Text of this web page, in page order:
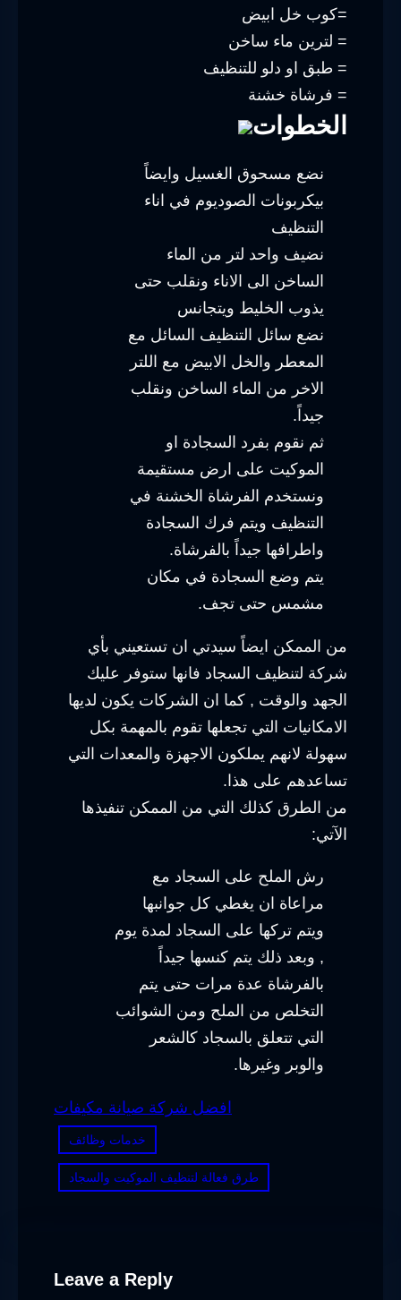
=كوب خل ابيض
= لترين ماء ساخن
= طبق او دلو للتنظيف
= فرشاة خشنة
الخطوات
نضع مسحوق الغسيل وايضاً
بيكربونات الصوديوم في اناء
التنظيف
نضيف واحد لتر من الماء
الساخن الى الاناء ونقلب حتى
يذوب الخليط ويتجانس
نضع سائل التنظيف السائل مع
المعطر والخل الابيض مع اللتر
الاخر من الماء الساخن ونقلب
جيداً.
ثم نقوم بفرد السجادة او
الموكيت على ارض مستقيمة
ونستخدم الفرشاة الخشنة في
التنظيف ويتم فرك السجادة
واطرافها جيداً بالفرشاة.
يتم وضع السجادة في مكان
مشمس حتى تجف.
من الممكن ايضاً سيدتي ان تستعيني بأي
شركة لتنظيف السجاد فانها ستوفر عليك
الجهد والوقت , كما ان الشركات يكون لديها
الامكانيات التي تجعلها تقوم بالمهمة بكل
سهولة لانهم يملكون الاجهزة والمعدات التي
تساعدهم على هذا.
من الطرق كذلك التي من الممكن تنفيذها
الآتي:
رش الملح على السجاد مع
مراعاة ان يغطي كل جوانبها
ويتم تركها على السجاد لمدة يوم
, وبعد ذلك يتم كنسها جيداً
بالفرشاة عدة مرات حتى يتم
التخلص من الملح ومن الشوائب
التي تتعلق بالسجاد كالشعر
والوبر وغيرها.
افضل شركة صيانة مكيفات
خدمات وظائف
طرق فعالة لتنظيف الموكيت والسجاد
Leave a Reply